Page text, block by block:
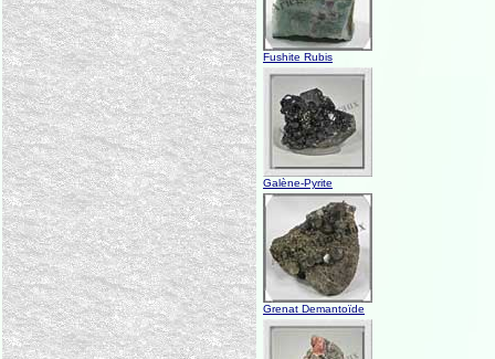
Fushite Rubis
Galène-Pyrite
Grenat Demantoïde